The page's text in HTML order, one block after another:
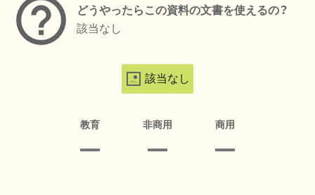
どうやったらこの資料の文書を使えるの？
該当なし
該当なし
教育 非商用 商用